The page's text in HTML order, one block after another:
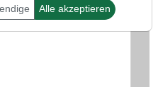
Alle akzeptieren